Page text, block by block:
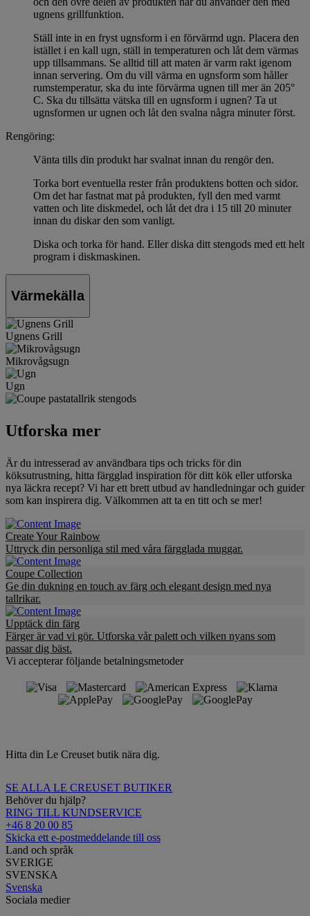
ugnens grillfunktion.
Ställ inte in en fryst ugnsform i en förvärmd ugn. Placera den
istället i en kall ugn, ställ in temperaturen och låt dem värmas
upp tillsammans. Se alltid till att maten är varm rakt igenom
innan servering. Om du vill värma en ugnsform som håller
rumstemperatur, ska du inte förvärma ugnen till mer än 205°
C. Ska du tillsätta vätska till en ugnsform i ugnen? Ta ut
ugnsformen ur ugnen och låt den svalna några minuter först.
Rengöring:
Vänta tills din produkt har svalnat innan du rengör den.
Torka bort eventuella rester från produktens botten och sidor.
Om det har fastnat mat på produkten, fyll den med varmt
vatten och lite diskmedel, och låt det dra i 15 till 20 minuter
innan du diskar den som vanligt.
Diska och torka för hand. Eller diska ditt stengods med ett helt
program i diskmaskinen.
Värmekälla
Ugnens Grill
Mikrovågsugn
Ugn
Utforska mer
Är du intresserad av användbara tips och tricks för din
köksutrustning, hitta färgglad inspiration för ditt kök eller utforska
nya läckra recept? Vi har ett brett utbud av handledningar och guider
som kan inspirera dig. Välkommen att ta en titt och se mer!
Create Your Rainbow
Uttryck din personliga stil med våra färgglada muggar.
Coupe Collection
Ge din dukning en touch av färg och elegant design med nya
tallrikar.
Upptäck din färg
Färger är vad vi gör. Utforska vår palett och vilken nyans som
passar dig bäst.
Vi accepterar följande betalningsmetoder
Hitta din Le Creuset butik nära dig.
SE ALLA LE CREUSET BUTIKER
Behöver du hjälp?
RING TILL KUNDSERVICE
+46 8 20 00 85
Skicka ett e-postmeddelande till oss
Land och språk
SVERIGE
SVENSKA
Svenska
Sociala medier